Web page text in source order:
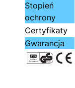
Stopień
ochrony
Certyfikaty
Gwarancja